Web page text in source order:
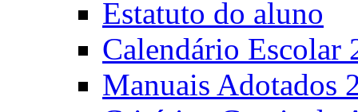
Estatuto do aluno
Calendário Escolar
Manuais Adotados